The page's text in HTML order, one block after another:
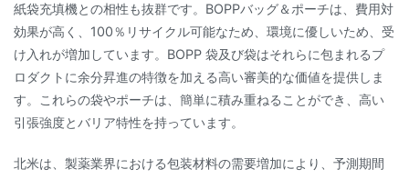
紙袋充填機との相性も抜群です。BOPPバッグ＆ポーチは、費用対
効果が高く、100％リサイクル可能なため、環境に優しいため、受
け入れが増加しています。BOPP 袋及び袋はそれらに包まれるプ
ロダクトに余分昇進の特徴を加える高い審美的な価値を提供しま
す。これらの袋やポーチは、簡単に積み重ねることができ、高い
引張強度とバリア特性を持っています。
北米は、製薬業界における包装材料の需要増加により、予測期間